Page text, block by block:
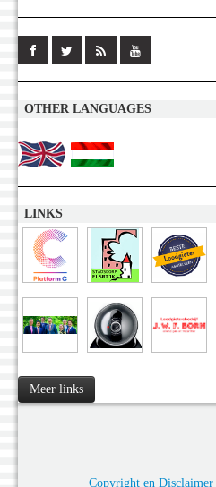
OTHER LANGUAGES
LINKS
Meer links
Copyright en Disclaimer|